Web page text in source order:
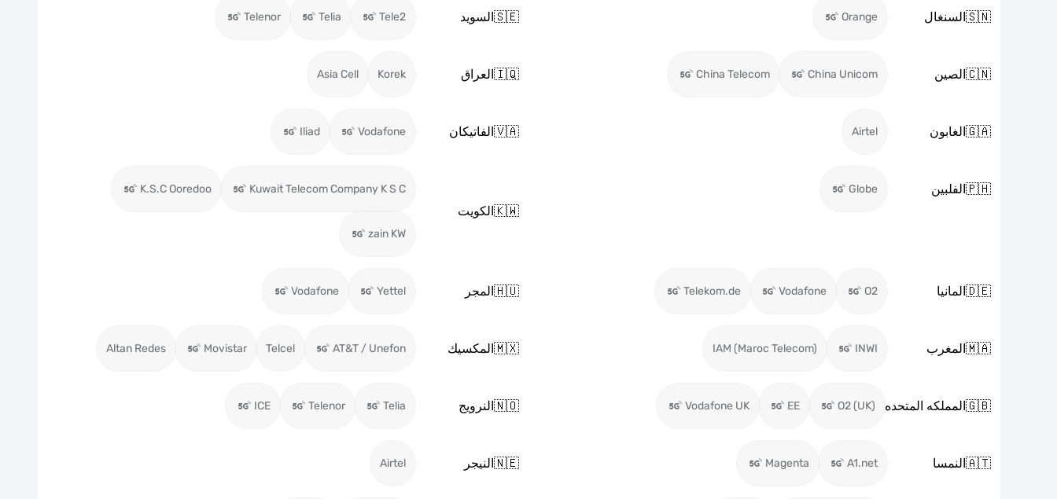
🇸🇳السنغال Orange
🇸🇪السويد Tele2
Telia
Telenor
🇨🇳الصين China Unicom
China Telecom
🇮🇶العراق Korek
Asia Cell
🇬🇦الغابون Airtel
🇻🇦الفاتيكان Vodafone
Iliad
🇵🇭الفلبين Globe
🇰🇼الكويت
Kuwait Telecom Company K S C
K.S.C Ooredoo
zain KW
🇩🇪المانيا O2
Vodafone
Telekom.de
🇭🇺المجر Yettel
Vodafone
🇲🇦المغرب INWI
IAM (Maroc Telecom)
🇲🇽المكسيك AT&T / Unefon
Telcel
Movistar
Altan Redes
🇬🇧المملكه المتحده O2 (UK)
EE
Vodafone UK
🇳🇴النرويج Telia
Telenor
ICE
🇦🇹النمسا A1.net
Magenta
🇳🇪النيجر Airtel